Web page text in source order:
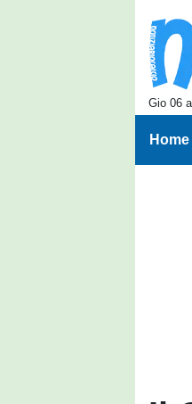
Gio 06
Home